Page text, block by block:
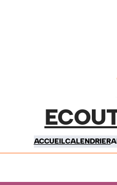
ACCUEILCALENDRIER